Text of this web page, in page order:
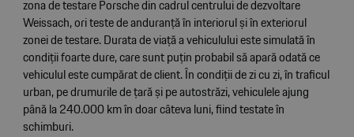
zona de testare Porsche din cadrul centrului de dezvoltare
Weissach, ori teste de anduranță în interiorul și în exteriorul
zonei de testare. Durata de viață a vehiculului este simulată în
condiții foarte dure, care sunt puțin probabil să apară odată ce
vehiculul este cumpărat de client. În condiții de zi cu zi, în traficul
urban, pe drumurile de țară și pe autostrăzi, vehiculele ajung
până la 240.000 km în doar câteva luni, fiind testate în
schimburi.